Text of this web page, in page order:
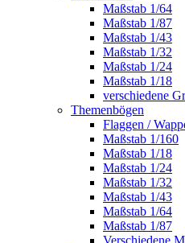
Maßstab 1/64
Maßstab 1/87
Maßstab 1/43
Maßstab 1/32
Maßstab 1/24
Maßstab 1/18
verschiedene
Themenbögen
Flaggen /
Maßstab 1/160
Maßstab 1/18
Maßstab 1/24
Maßstab 1/32
Maßstab 1/43
Maßstab 1/64
Maßstab 1/87
Verschiedene